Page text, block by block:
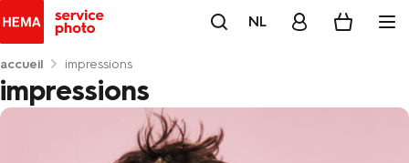
NL
accueil impressions
impressions